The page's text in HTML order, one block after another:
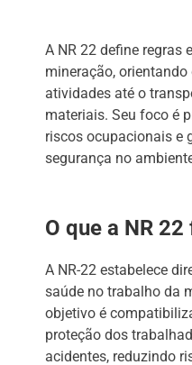
A NR 22 define regras
mineração,
atividades até o
materiais. Seu foco é
riscos ocupacionais e
segurança no
O que a NR 22
A NR-22 estabelece
saúde no trabalho da
objetivo é
proteção dos
acidentes, reduzindo